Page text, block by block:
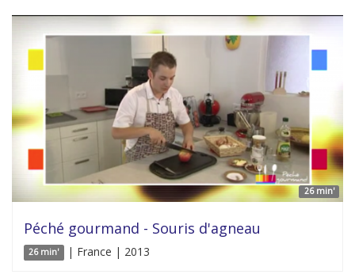
26 min'
Péché gourmand - Souris d'agneau
26 min' | France | 2013